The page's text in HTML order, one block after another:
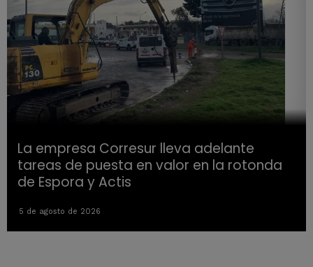
La empresa Corresur lleva adelante
tareas de puesta en valor en la rotonda
de Espora y Actis
5 de agosto de 2026